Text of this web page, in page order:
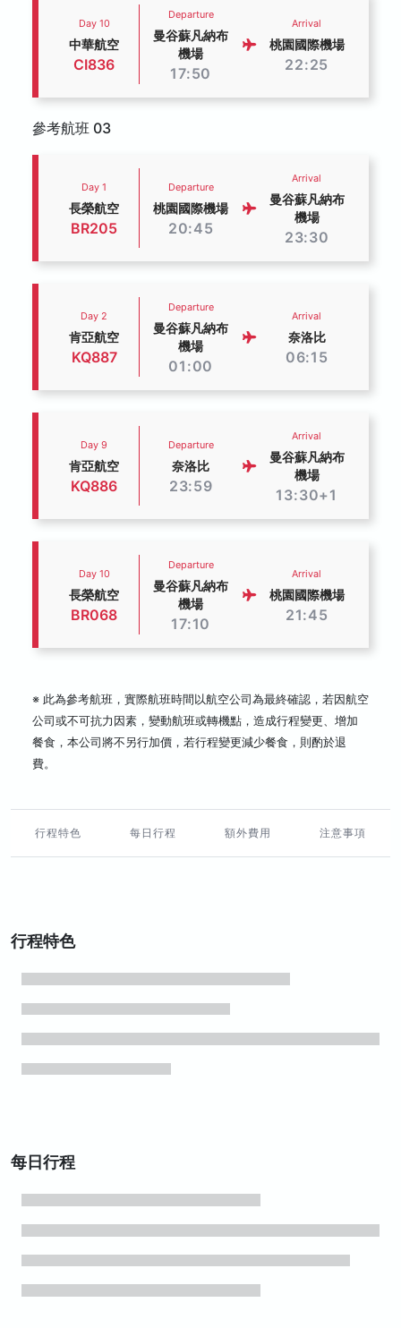
Day 10
中華航空
CI836
Departure
曼谷蘇凡納布
機場
17:50
Arrival
桃園國際機場
22:25
參考航班 03
Day 1
長榮航空
BR205
Departure
桃園國際機場
20:45
Arrival
曼谷蘇凡納布
機場
23:30
Day 2
肯亞航空
KQ887
Departure
曼谷蘇凡納布
機場
01:00
Arrival
奈洛比
06:15
Day 9
肯亞航空
KQ886
Departure
奈洛比
23:59
Arrival
曼谷蘇凡納布
機場
13:30+1
Day 10
長榮航空
BR068
Departure
曼谷蘇凡納布
機場
17:10
Arrival
桃園國際機場
21:45
※ 此為參考航班，實際航班時間以航空公司為最終確認，若因航空
公司或不可抗力因素，變動航班或轉機點，造成行程變更、增加
餐食，本公司將不另行加價，若行程變更減少餐食，則酌於退
費。
行程特色 每日行程 額外費用 注意事項
行程特色
每日行程